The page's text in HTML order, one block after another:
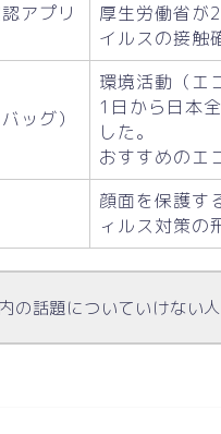
アプリ
厚生労働省が
イルスの接触
ッグ）
環境活動（エ
1日から日本
した。
おすすめのエ
顔面を保護す
ィルス対策の
の話題についていけない